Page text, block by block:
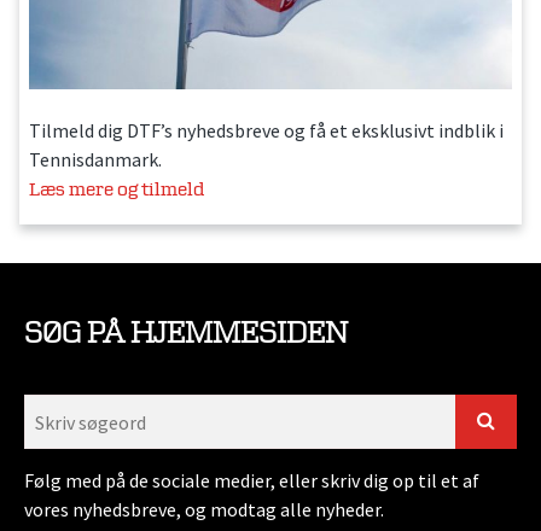
Tilmeld dig DTF’s nyhedsbreve og få et eksklusivt indblik i
Tennisdanmark.
Læs mere og tilmeld
SØG PÅ HJEMMESIDEN
Følg med på de sociale medier, eller skriv dig op til et af
vores nyhedsbreve, og modtag alle nyheder.